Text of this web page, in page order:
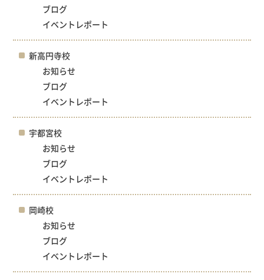
ブログ
イベントレポート
新高円寺校
お知らせ
ブログ
イベントレポート
宇都宮校
お知らせ
ブログ
イベントレポート
岡崎校
お知らせ
ブログ
イベントレポート